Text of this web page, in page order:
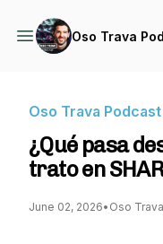
Oso Trava
Oso Trava Podcast
¿Qué pasa
trato en
June 02, 2026• Oso Trava